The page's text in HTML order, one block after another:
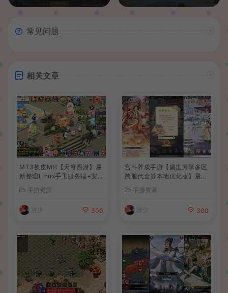
常见问题
相关文章
MT3换皮MH【天穹西游】最
新整理Linux手工服务端+安
卓苹果双端+GM后台+详细搭
建教程+全套源码+视频教程
手游资源
波少 300
宫斗养成手游【盛世芳華多区
跨服代金券本地优化版】最新
整理单机一键即玩端+Linux
手工服务端+CDK授权后台
+安卓+详细搭建教程
手游资源
波少 300